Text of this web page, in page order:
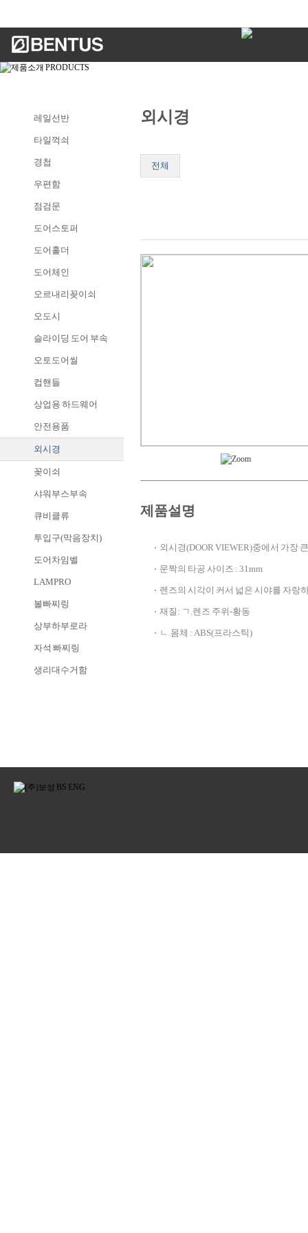
레일선반
타일꺽쇠
경첩
우편함
점검문
도어스토퍼
도어홀더
도어체인
오르내리꽂이쇠
오도시
슬라이딩 도어 부속
오토도어씰
컵핸들
상업용 하드웨어
안전용품
외시경
꽂이쇠
샤워부스부속
큐비클류
투입구(막음장치)
도어차임벨
LAMPRO
볼빠찌링
상부하부로라
자석 빠찌링
생리대수거함
외시경
전체
제품설명
외시경(DOOR VIEWER)중에서 가장
문짝의 타공 사이즈 : 31mm
렌즈의 시각이 커서 넓은 시야를 자랑
재질: ㄱ.렌즈 주위-황동
ㄴ.몸체 : ABS(프라스틱)